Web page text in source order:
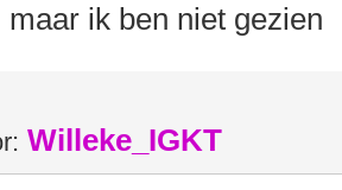
maar ik ben niet gezien
Willeke_IGKT